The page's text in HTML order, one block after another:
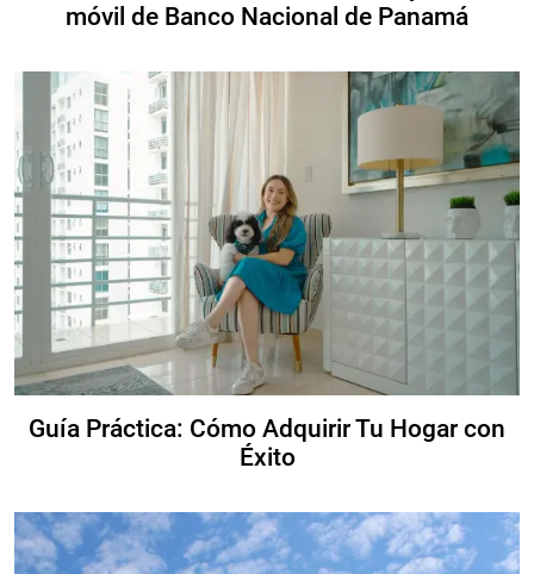
móvil de Banco Nacional de Panamá
Guía Práctica: Cómo Adquirir Tu Hogar con
Éxito